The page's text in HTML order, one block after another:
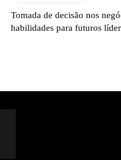
Tomada de decisão nos
habilidades para futuros